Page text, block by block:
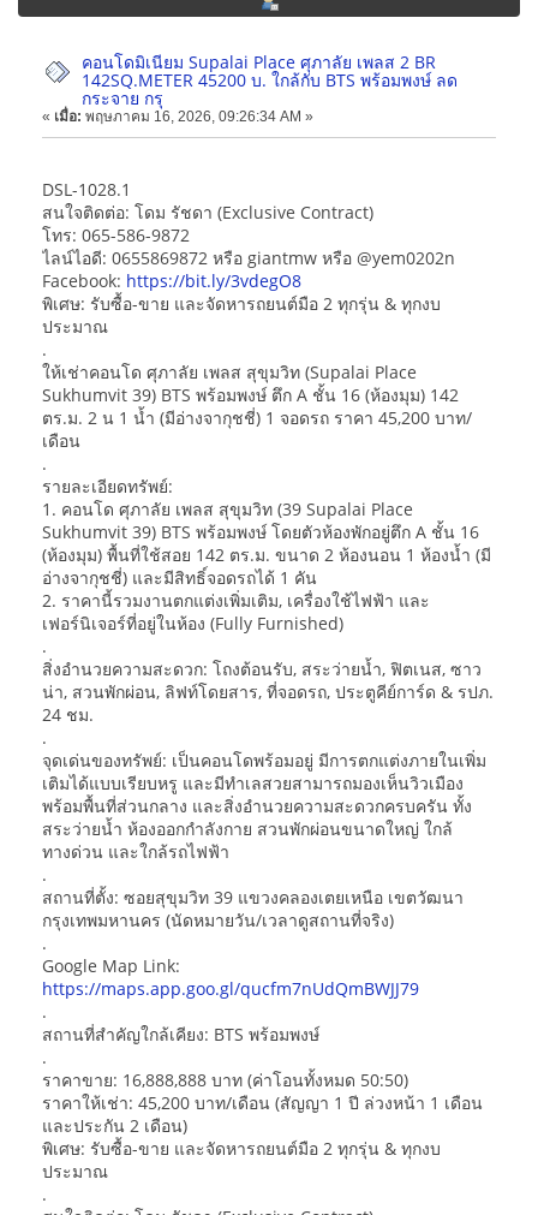
คอนโดมิเนียม Supalai Place ศุภาลัย เพลส 2 BR
142SQ.METER 45200 บ. ใกล้กับ BTS พร้อมพงษ์ ลด
กระจาย กรุ
« เมื่อ: พฤษภาคม 16, 2026, 09:26:34 AM »
DSL-1028.1
สนใจติดต่อ: โดม รัชดา (Exclusive Contract)
โทร: 065-586-9872
ไลน์ไอดี: 0655869872 หรือ giantmw หรือ @yem0202n
Facebook: https://bit.ly/3vdegO8
พิเศษ: รับซื้อ-ขาย และจัดหารถยนต์มือ 2 ทุกรุ่น & ทุกงบ
ประมาณ
.
ให้เช่าคอนโด ศุภาลัย เพลส สุขุมวิท (Supalai Place
Sukhumvit 39) BTS พร้อมพงษ์ ตึก A ชั้น 16 (ห้องมุม) 142
ตร.ม. 2 น 1 น้ำ (มีอ่างจากุชชี่) 1 จอดรถ ราคา 45,200 บาท/
เดือน
.
รายละเอียดทรัพย์:
1. คอนโด ศุภาลัย เพลส สุขุมวิท (39 Supalai Place
Sukhumvit 39) BTS พร้อมพงษ์ โดยตัวห้องพักอยู่ตึก A ชั้น 16
(ห้องมุม) พื้นที่ใช้สอย 142 ตร.ม. ขนาด 2 ห้องนอน 1 ห้องน้ำ (มี
อ่างจากุชชี่) และมีสิทธิ์จอดรถได้ 1 คัน
2. ราคานี้รวมงานตกแต่งเพิ่มเติม, เครื่องใช้ไฟฟ้า และ
เฟอร์นิเจอร์ที่อยู่ในห้อง (Fully Furnished)
.
สิ่งอำนวยความสะดวก: โถงต้อนรับ, สระว่ายน้ำ, ฟิตเนส, ซาว
น่า, สวนพักผ่อน, ลิฟท์โดยสาร, ที่จอดรถ, ประตูคีย์การ์ด & รปภ.
24 ชม.
.
จุดเด่นของทรัพย์: เป็นคอนโดพร้อมอยู่ มีการตกแต่งภายในเพิ่ม
เติมได้แบบเรียบหรู และมีทำเลสวยสามารถมองเห็นวิวเมือง
พร้อมพื้นที่ส่วนกลาง และสิ่งอำนวยความสะดวกครบครัน ทั้ง
สระว่ายน้ำ ห้องออกกำลังกาย สวนพักผ่อนขนาดใหญ่ ใกล้
ทางด่วน และใกล้รถไฟฟ้า
.
สถานที่ตั้ง: ซอยสุขุมวิท 39 แขวงคลองเตยเหนือ เขตวัฒนา
กรุงเทพมหานคร (นัดหมายวัน/เวลาดูสถานที่จริง)
.
Google Map Link:
https://maps.app.goo.gl/qucfm7nUdQmBWJJ79
.
สถานที่สำคัญใกล้เคียง: BTS พร้อมพงษ์
.
ราคาขาย: 16,888,888 บาท (ค่าโอนทั้งหมด 50:50)
ราคาให้เช่า: 45,200 บาท/เดือน (สัญญา 1 ปี ล่วงหน้า 1 เดือน
และประกัน 2 เดือน)
พิเศษ: รับซื้อ-ขาย และจัดหารถยนต์มือ 2 ทุกรุ่น & ทุกงบ
ประมาณ
.